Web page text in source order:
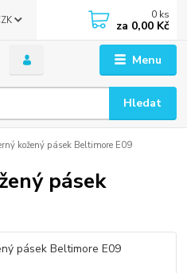
Menu
Hledat
0 ks
za 0,00 Kč
kožený pásek Beltimore E09
pásek